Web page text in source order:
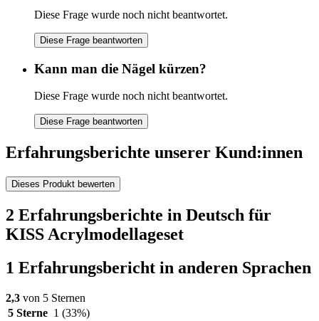
Diese Frage wurde noch nicht beantwortet.
Diese Frage beantworten
Kann man die Nägel kürzen?
Diese Frage wurde noch nicht beantwortet.
Diese Frage beantworten
Erfahrungsberichte unserer Kund:innen
Dieses Produkt bewerten
2 Erfahrungsberichte in Deutsch für
KISS Acrylmodellageset
1 Erfahrungsbericht in anderen Sprachen
2,3 von 5 Sternen
5 Sterne 1 (33%)